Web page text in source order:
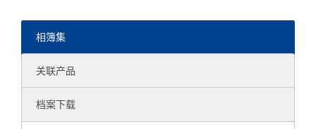
相簿集
关联产品
档案下载